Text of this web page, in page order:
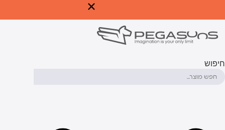
לתוכן
חיפוש